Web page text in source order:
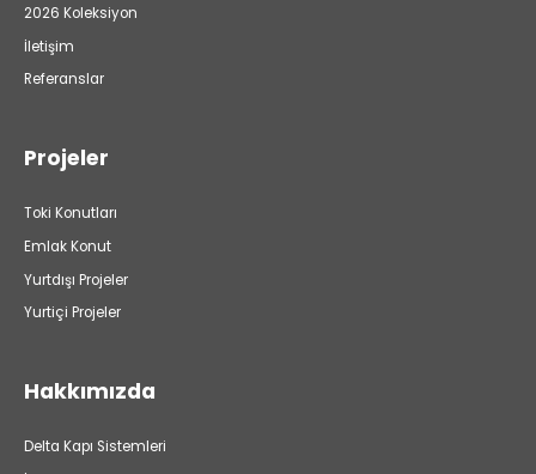
2026 Koleksiyon
İletişim
Referanslar
Projeler
Toki Konutları
Emlak Konut
Yurtdışı Projeler
Yurtiçi Projeler
Hakkımızda
Delta Kapı Sistemleri